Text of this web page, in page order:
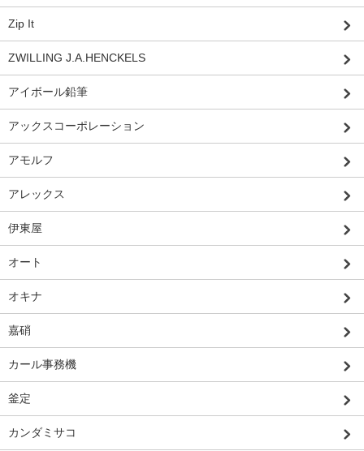
Zip It
ZWILLING J.A.HENCKELS
アイボール鉛筆
アックスコーポレーション
アモルフ
アレックス
伊東屋
オート
オキナ
嘉硝
カール事務機
釜定
カンダミサコ